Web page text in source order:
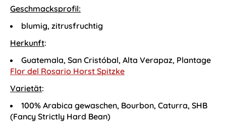
Geschmacksprofil:
blumig, zitrusfruchtig
Herkunft:
Guatemala, San Cristóbal, Alta Verapaz, Plantage
Flor del Rosario Horst Spitzke
Varietät:
100% Arabica gewaschen, Bourbon, Caturra, SHB
(Fancy Strictly Hard Bean)